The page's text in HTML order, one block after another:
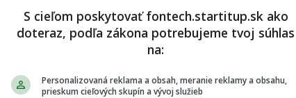
S cieľom poskytovať fontech.startitup.sk ako
doteraz, podľa zákona potrebujeme tvoj súhlas
na:
Personalizovaná reklama a obsah, meranie reklamy a obsahu,
prieskum cieľových skupín a vývoj služieb